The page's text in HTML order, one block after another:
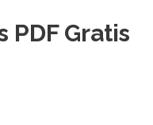
Gratis